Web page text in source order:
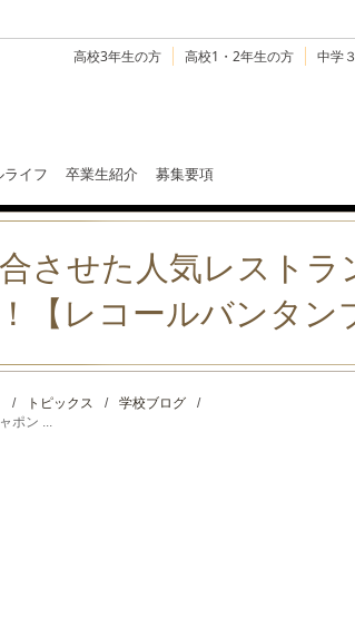
高校3年生の方 高校1・2年生の方 中学
ライフ 卒業生紹介 募集要項
させた人気レスト
【レコールバンタン
/ トピックス / 学校ブログ
/
ポン ...